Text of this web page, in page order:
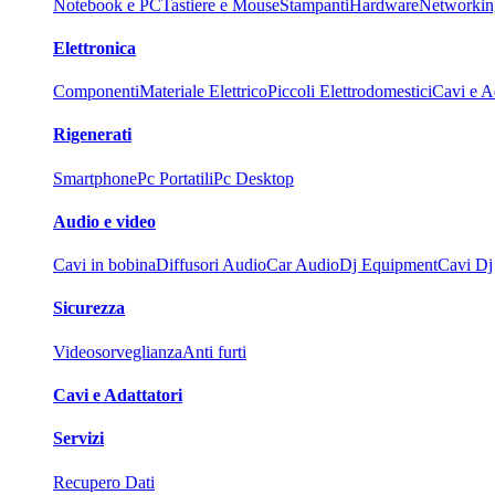
Notebook e PCTastiere e MouseStampantiHardware
Elettronica
ComponentiMateriale ElettricoPiccoli ElettrodomesticiCavi e
Rigenerati
SmartphonePc PortatiliPc Desktop
Audio e video
Cavi in bobinaDiffusori AudioCar AudioDj EquipmentCavi Dj
Sicurezza
VideosorveglianzaAnti furti
Cavi e Adattatori
Servizi
Recupero Dati